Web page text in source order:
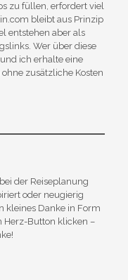
zu füllen, erfordert viel
bleibt aus Prinzip
entstehen aber als
Wer über diese
ich erhalte eine
zusätzliche Kosten
der Reiseplanung
oder neugierig
kleines Danke in Form
Herz-Button klicken –